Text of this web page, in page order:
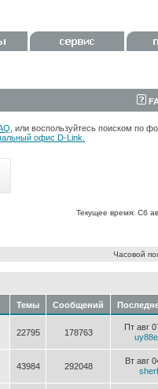
, или воспользуйтесь поиском по
офис D-Link.
Текущее время: Сб
Часовой
Темы Сообщений
22795 178763
Пт авг
43984 292048
Вт авг